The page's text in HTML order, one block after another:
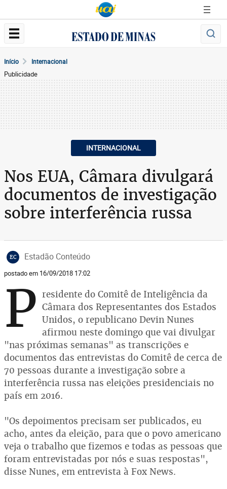
Início Internacional
Publicidade
INTERNACIONAL
Nos EUA, Câmara divulgará
documentos de investigação
sobre interferência russa
EC Estadão Conteúdo
postado em 16/09/2018 17:02
P residente do Comitê de Inteligência da
Câmara dos Representantes dos Estados
Unidos, o republicano Devin Nunes
afirmou neste domingo que vai divulgar
"nas próximas semanas" as transcrições e
documentos das entrevistas do Comitê de cerca de
70 pessoas durante a investigação sobre a
interferência russa nas eleições presidenciais no
país em 2016.
"Os depoimentos precisam ser publicados, eu
acho, antes da eleição, para que o povo americano
veja o trabalho que fizemos e todas as pessoas que
foram entrevistadas por nós e suas respostas",
disse Nunes, em entrevista à Fox News.